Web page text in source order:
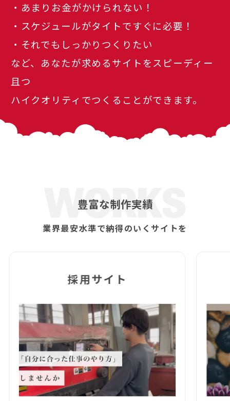
・あまりお金がかけられない！
・スケジュールがタイトですぐに必要！
・それでもしっかりつくりたい
など、あなたが求めるサイトをスピーディー
且つ
ハイクオリティでつくることができます。
豊富な制作実績
業界最安⽔準で納得のいくサイトを
採用サイト